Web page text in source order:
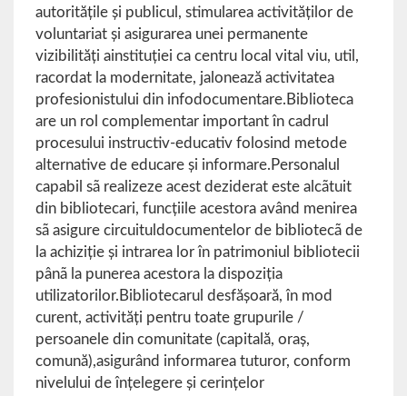
autorităţile şi publicul, stimularea activităţilor de
voluntariat şi asigurarea unei permanente
vizibilităţi ainstituţiei ca centru local vital viu, util,
racordat la modernitate, jalonează activitatea
profesionistului din infodocumentare.Biblioteca
are un rol complementar important în cadrul
procesului instructiv-educativ folosind metode
alternative de educare şi informare.Personalul
capabil sã realizeze acest deziderat este alcãtuit
din bibliotecari, funcţiile acestora având menirea
sã asigure circuituldocumentelor de bibliotecã de
la achiziţie şi intrarea lor în patrimoniul bibliotecii
pânã la punerea acestora la dispoziţia
utilizatorilor.Bibliotecarul desfăşoară, în mod
curent, activităţi pentru toate grupurile /
persoanele din comunitate (capitală, oraş,
comună),asigurând informarea tuturor, conform
nivelului de înţelegere şi cerinţelor